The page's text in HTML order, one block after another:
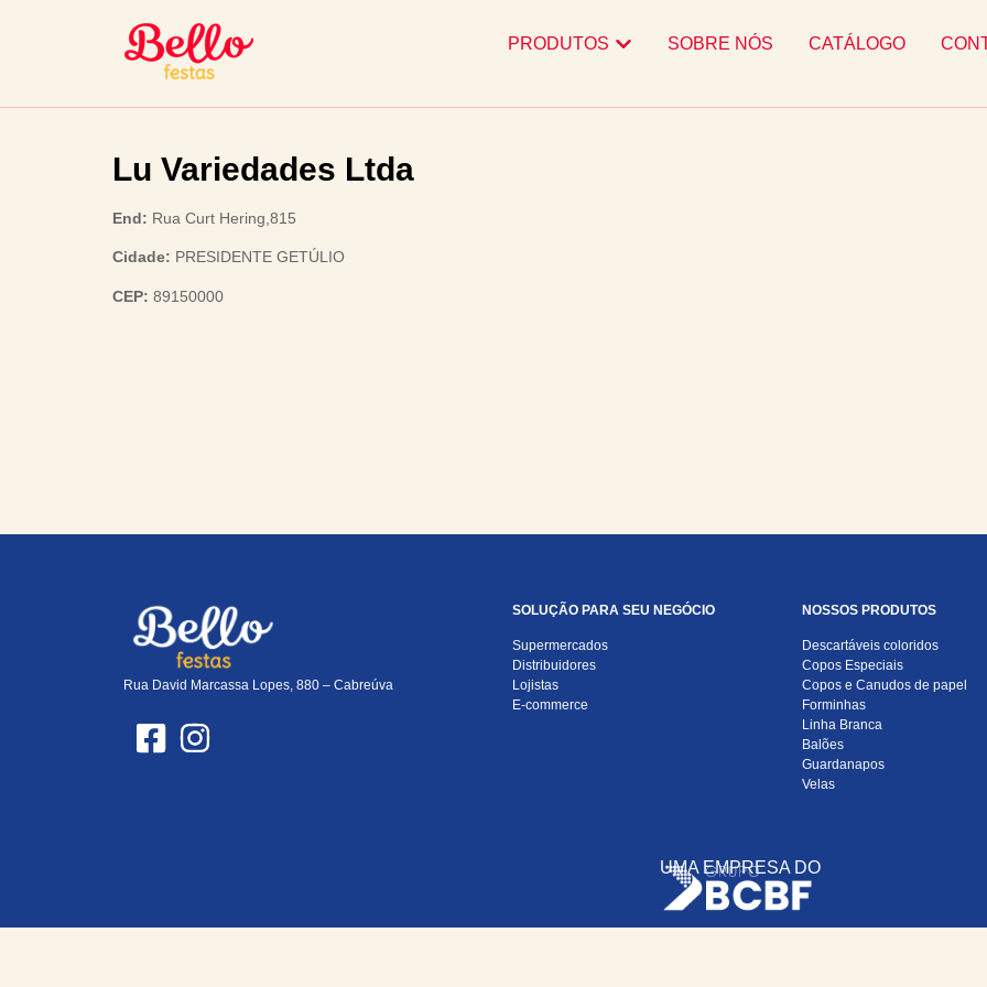
PRODUTOS SOBRE NÓS CATÁLOGO
Lu Variedades Ltda
End: Rua Curt Hering,815
Cidade: PRESIDENTE GETÚLIO
CEP: 89150000
Rua David Marcassa Lopes, 880 – Cabreúva
SOLUÇÃO PARA SEU NEGÓCIO
Supermercados
Distribuidores
Lojistas
E-commerce
NOSSOS PRODUTOS
Descartáveis coloridos
Copos Especiais
Copos e Canudos de papel
Forminhas
Linha Branca
Balões
Guardanapos
Velas
UMA EMPRESA DO